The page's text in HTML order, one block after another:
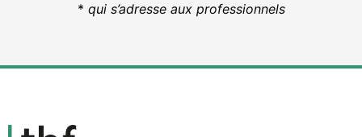
* qui s’adresse aux professionnels